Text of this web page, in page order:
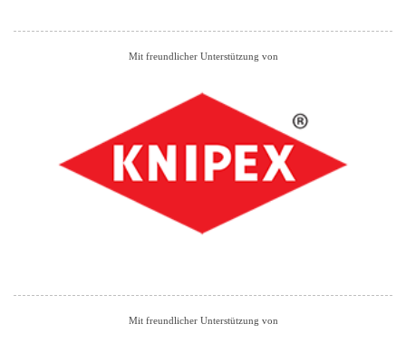
Mit freundlicher Unterstützung von
Mit freundlicher Unterstützung von